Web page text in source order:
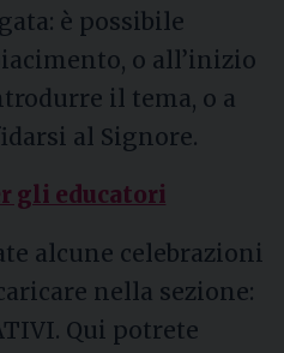
è possibile
o all’inizio
il tema, o a
al Signore.
gli educatori
alcune celebrazioni
nella sezione:
Qui potrete